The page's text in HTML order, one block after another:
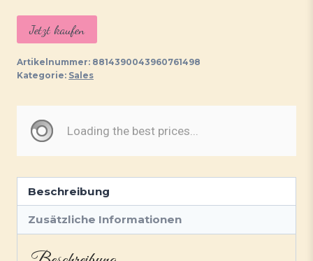
Preis
war:
79,95 €63,95 €.
Jetzt kaufen
Artikelnummer: 8814390043960761498
Kategorie: Sales
Beschreibung
Zusätzliche Informationen